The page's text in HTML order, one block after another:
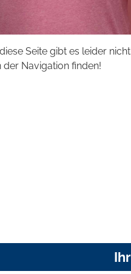
Seite gibt es leider
der Navigation finden!